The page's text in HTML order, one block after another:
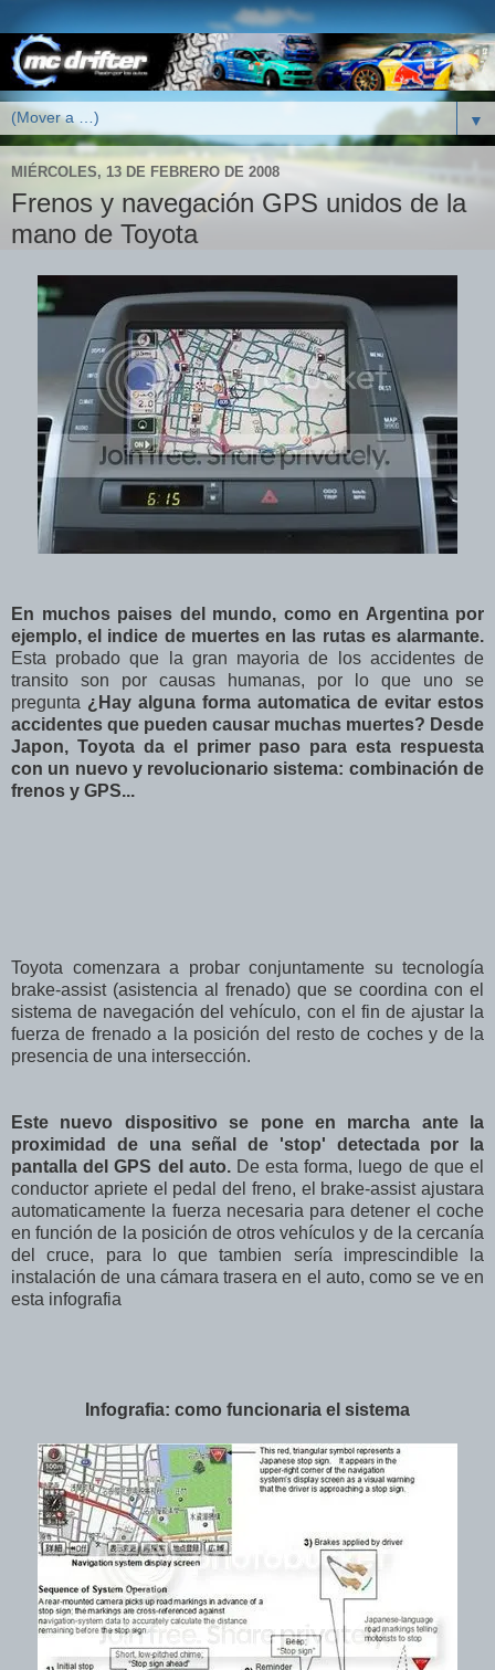
▼
MIÉRCOLES, 13 DE FEBRERO DE 2008
Frenos y navegación GPS unidos de la
mano de Toyota
En muchos paises del mundo, como en Argentina por
ejemplo, el indice de muertes en las rutas es alarmante.
Esta probado que la gran mayoria de los accidentes de
transito son por causas humanas, por lo que uno se
pregunta ¿Hay alguna forma automatica de evitar estos
accidentes que pueden causar muchas muertes? Desde
Japon, Toyota da el primer paso para esta respuesta
con un nuevo y revolucionario sistema: combinación de
frenos y GPS...
Toyota comenzara a probar conjuntamente su tecnología
brake-assist (asistencia al frenado) que se coordina con el
sistema de navegación del vehículo, con el fin de ajustar la
fuerza de frenado a la posición del resto de coches y de la
presencia de una intersección.
Este nuevo dispositivo se pone en marcha ante la
proximidad de una señal de 'stop' detectada por la
pantalla del GPS del auto.De esta forma, luego de que el
conductor apriete el pedal del freno, el brake-assist ajustara
automaticamente la fuerza necesaria para detener el coche
en función de la posición de otros vehículos y de la cercanía
del cruce, para lo que tambien sería imprescindible la
instalación de una cámara trasera en el auto, como se ve en
esta infografia
Infografia: como funcionaria el sistema